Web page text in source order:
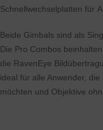
Schnellwechselplatten für
Beide Gimbals sind als
Die Pro Combos
die RavenEye
ideal für alle Anwender,
möchten und Objektive